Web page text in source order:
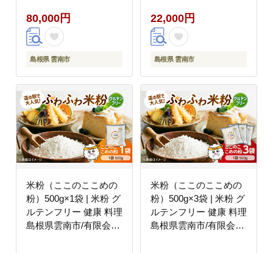
80,000円
島根県 雲南市
法人フレッシュファー
ム神代 [AICC002]
22,000円
島根県 雲南市
米粉（ここのここめの
粉）500g×1袋 | 米粉 グ
ルテンフリー 健康 料理
島根県雲南市/有限会社
米粉（ここのここめの
粉）500g×3袋 | 米粉 グ
ルテンフリー 健康 料理
島根県雲南市/有限会社